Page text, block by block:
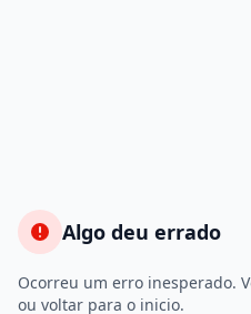
Algo deu errado
Ocorreu um erro inesperado.
ou voltar para o inicio.